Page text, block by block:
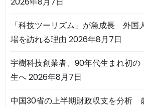
「科技ツーリズム」が急成長 外国
場を訪れる理由 2026年8月7日
宇樹科技創業者、90年代生まれ初の
生へ2026年8月7日
中国30省の上半期財政収支を分析